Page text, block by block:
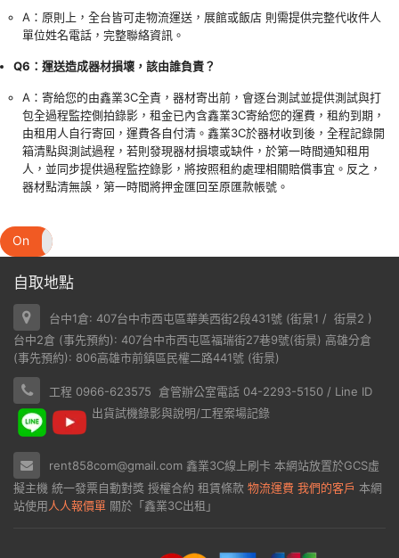
A：原則上，全台皆可走物流運送，展館或飯店 則需提供完整代收件人
單位姓名電話，完整聯絡資訊。
Q6：運送造成器材損壞，該由誰負責？
A：寄給您的由鑫業3C全責，器材寄出前，會逐台測試並提供測試與打
包全過程監控側拍錄影，租金已內含鑫業3C寄給您的運費，租約到期，
由租用人自行寄回，運費各自付清。鑫業3C於器材收到後，全程記錄開
箱清點與測試過程，若則發現器材損壞或缺件，於第一時間通知租用
人，並同步提供過程監控錄影，將按照租約處理相關賠償事宜。反之，
器材點清無誤，第一時間將押金匯回至原匯款帳號。
On
自取地點
台中1倉: 407台中市西屯區華美西街2段431號 (街景1 / 街景2 )
台中2倉 (事先預約): 407台中市西屯區福瑞街27巷9號(街景) 高雄分倉
(事先預約): 806高雄市前鎮區民權二路441號 (街景)
工程 0966-623575 倉管辦公室電話 04-2293-5150 / Line ID
出貨試機錄影與說明/工程案場記錄
rent858com@gmail.com 鑫業3C線上刷卡 本網站放置於GCS虛
擬主機 統一發票自動對獎 授權合約 租賃條款 物流運費 我們的客戶 本網
站使用人人報價單 關於「鑫業3C出租」